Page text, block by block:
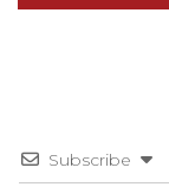
Subscribe